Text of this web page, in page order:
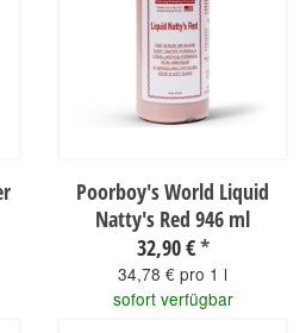
Poorboy's World Liquid
Natty's Red 946 ml
32,90 €*
34,78 € pro 1 l
sofort verfügbar